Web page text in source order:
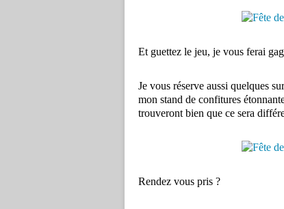
Et guettez le jeu, je vous ferai
Je vous réserve aussi quelques
mon stand de confitures
trouveront bien que ce sera
Rendez vous pris ?